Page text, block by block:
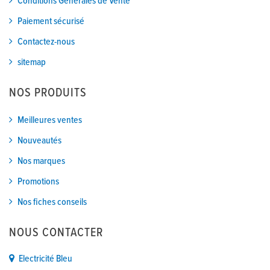
Paiement sécurisé
Contactez-nous
sitemap
NOS PRODUITS
Meilleures ventes
Nouveautés
Nos marques
Promotions
Nos fiches conseils
NOUS CONTACTER
Electricité Bleu